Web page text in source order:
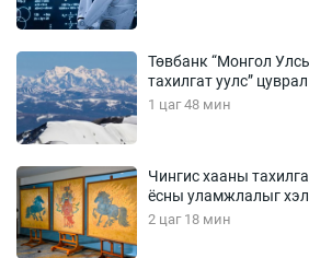
Төвбанк “Монгол
тахилгат уулс”
1 цаг 48 мин
Чингис хааны
ёсны уламжлалыг
2 цаг 18 мин